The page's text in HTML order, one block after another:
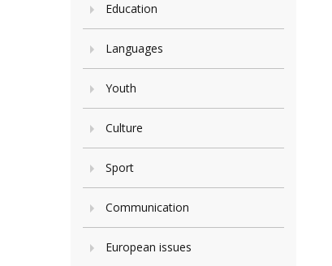
Education
Languages
Youth
Culture
Sport
Communication
European issues